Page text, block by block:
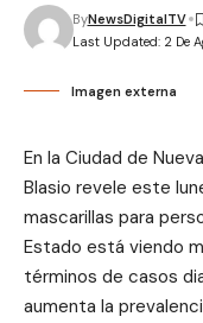
Last Updated: 2 De
ByNewsDigitalTV
Imagen externa
En la Ciudad de
Blasio revele este
mascarillas para
Estado está viendo
términos de casos
aumenta la